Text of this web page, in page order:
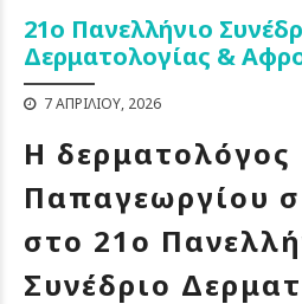
21ο Πανελλήνιο
Δερματολογίας &
7 ΑΠΡΙΛΊΟΥ, 2026
Η δερματολόγος
Παπαγεωργίου
στο 21ο
Συνέδριο